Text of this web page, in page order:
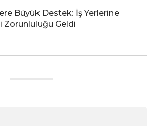
Büyük Destek: İş Yerlerine
Zorunluluğu Geldi